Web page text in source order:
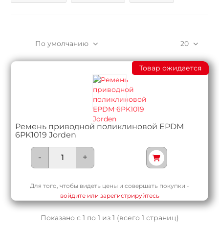
20
По умолчанию
Ремень приводной поликлиновой EPDM
6PK1019 Jorden
Товар ожидается
- +
Для того, чтобы видеть цены и совершать покупки -
войдите или зарегистрируйтесь
Показано с 1 по 1 из 1 (всего 1 страниц)